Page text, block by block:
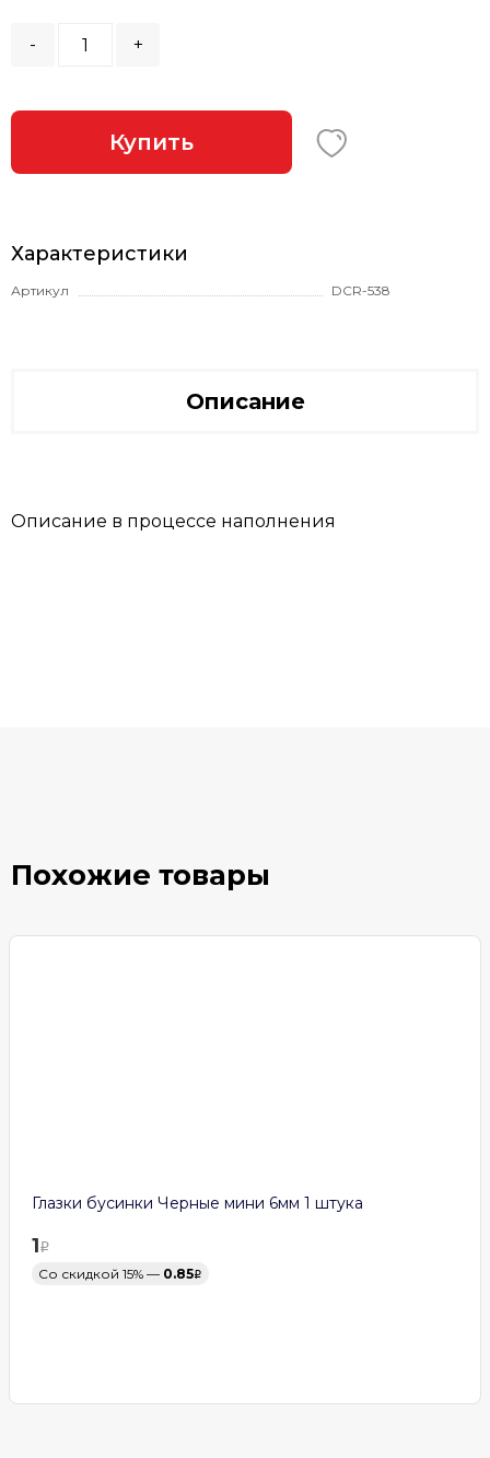
- +
Купить
Характеристики
Артикул DCR-538
Описание
Описание в процессе наполнения
Похожие товары
Глазки бусинки Черные мини 6мм 1 штука
1
Со скидкой 15% — 0.85